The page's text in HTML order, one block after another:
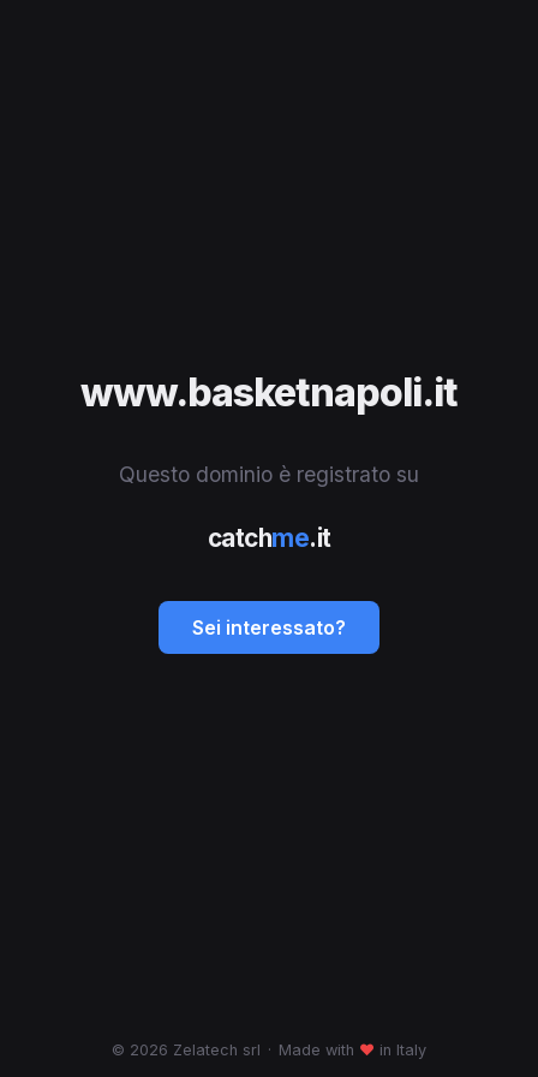
www.basketnapoli.it
Questo dominio è registrato su
catchme.it
Sei interessato?
© 2026 Zelatech srl · Made with ♥ in Italy